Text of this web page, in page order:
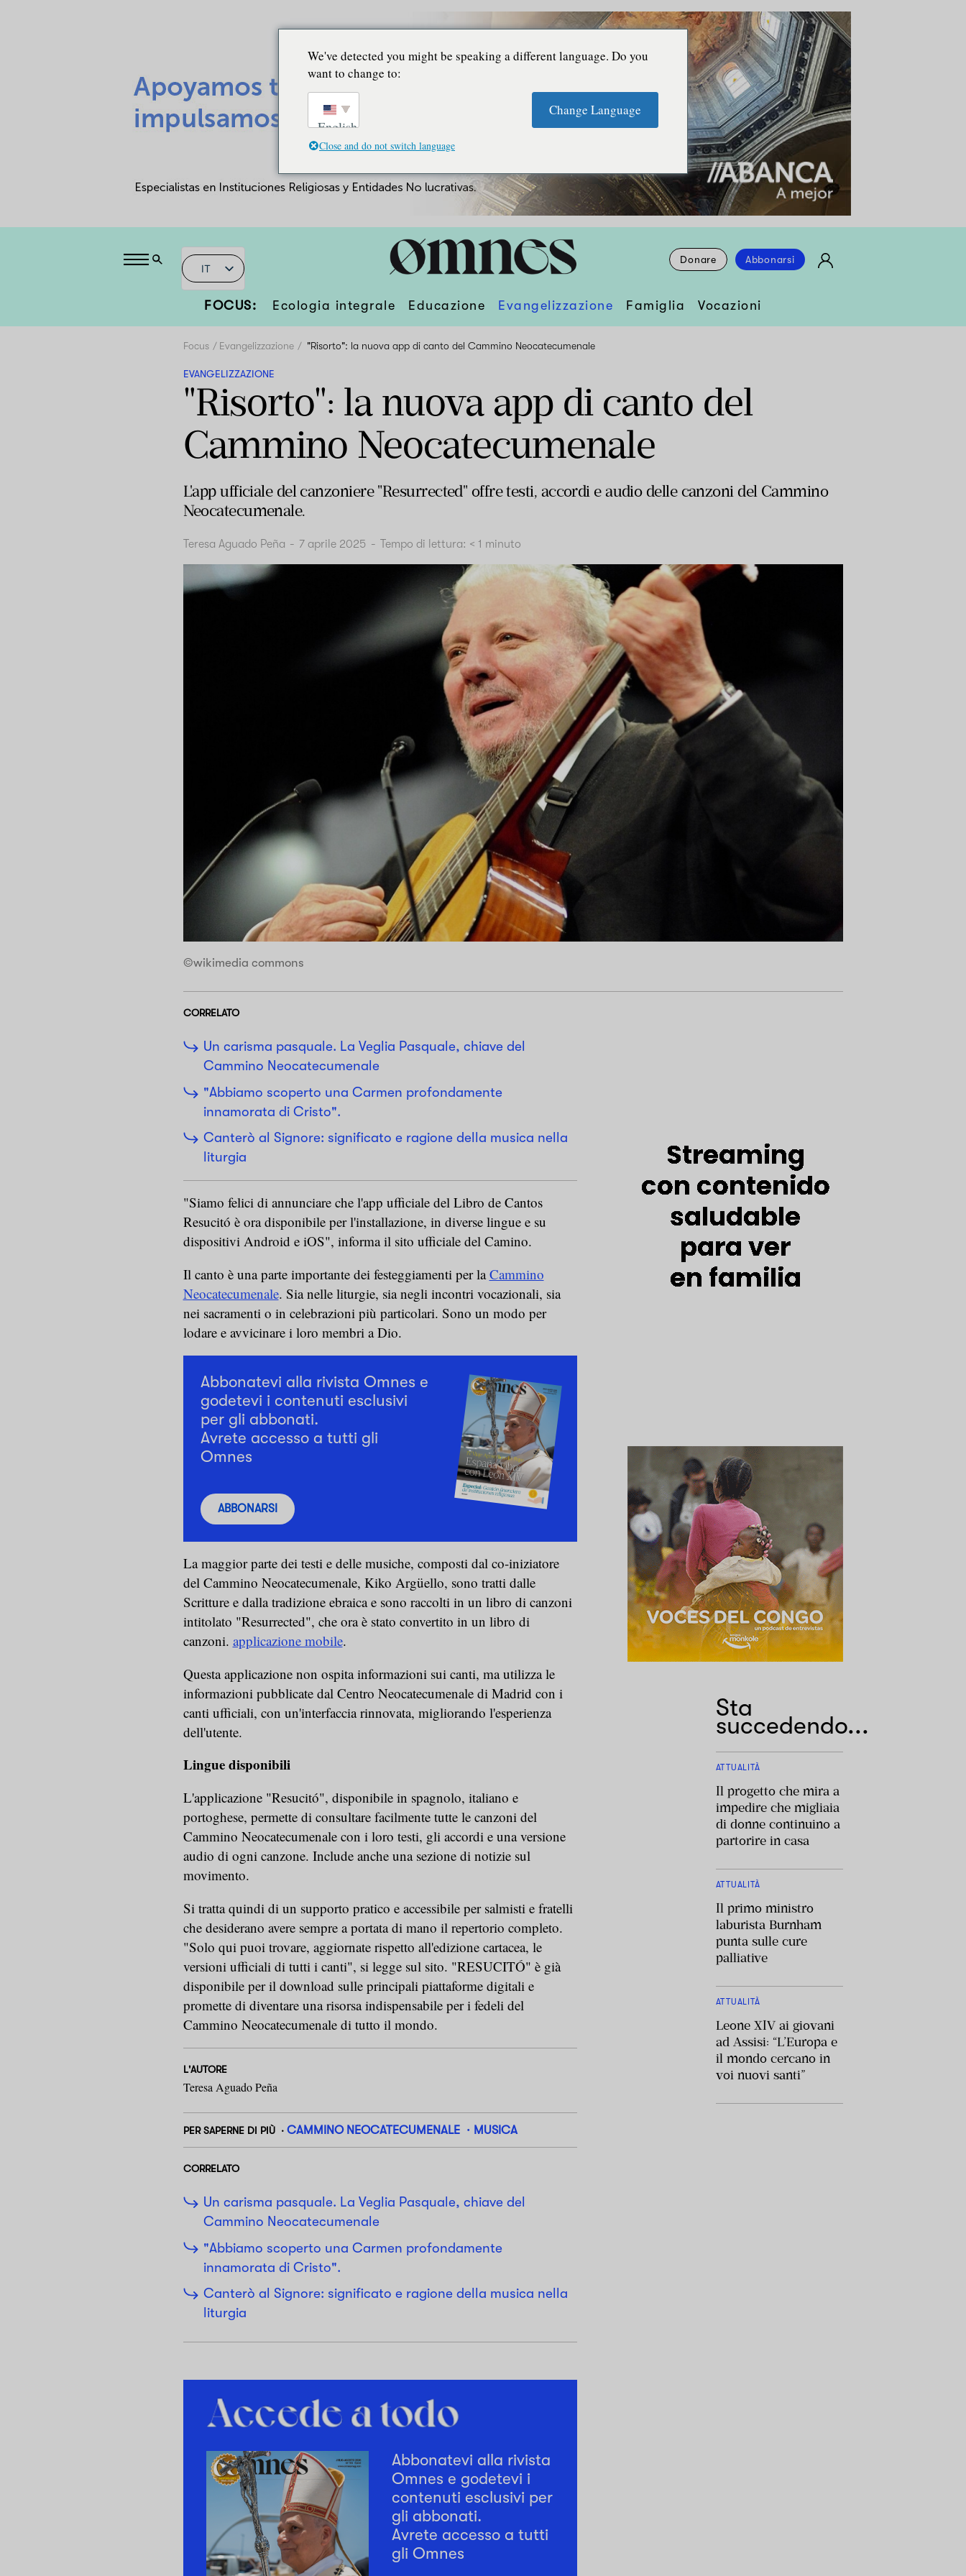
IT
Donare Abbonarsi
FOCUS: Ecologia integrale Educazione Evangelizzazione Famiglia Vocazioni
Focus Evangelizzazione "Risorto": la nuova app di canto del Cammino Neocatecumenale
EVANGELIZZAZIONE
"Risorto": la nuova app di canto del
Cammino Neocatecumenale
L'app ufficiale del canzoniere "Resurrected" offre testi, accordi e audio delle canzoni del Cammino
Neocatecumenale.
Teresa Aguado Peña - 7 aprile 2025 - Tempo di lettura: < 1 minuto
©wikimedia commons
CORRELATO
Un carisma pasquale. La Veglia Pasquale, chiave del
Cammino Neocatecumenale
"Abbiamo scoperto una Carmen profondamente
innamorata di Cristo".
Canterò al Signore: significato e ragione della musica nella
liturgia
"Siamo felici di annunciare che l'app ufficiale del Libro de Cantos
Resucitó è ora disponibile per l'installazione, in diverse lingue e su
dispositivi Android e iOS", informa il sito ufficiale del Camino.
Il canto è una parte importante dei festeggiamenti per laCammino
Neocatecumenale. Sia nelle liturgie, sia negli incontri vocazionali, sia
nei sacramenti o in celebrazioni più particolari. Sono un modo per
lodare e avvicinare i loro membri a Dio.
Abbonatevi alla rivista Omnes e
godetevi i contenuti esclusivi
per gli abbonati.
Avrete accesso a tutti gli
Omnes
ABBONARSI
La maggior parte dei testi e delle musiche, composti dal co-iniziatore
del Cammino Neocatecumenale, Kiko Argüello, sono tratti dalle
Scritture e dalla tradizione ebraica e sono raccolti in un libro di canzoni
intitolato "Resurrected", che ora è stato convertito in un libro di
canzoni. applicazione mobile.
Questa applicazione non ospita informazioni sui canti, ma utilizza le
informazioni pubblicate dal Centro Neocatecumenale di Madrid con i
canti ufficiali, con un'interfaccia rinnovata, migliorando l'esperienza
dell'utente.
Lingue disponibili
L'applicazione "Resucitó", disponibile in spagnolo, italiano e
portoghese, permette di consultare facilmente tutte le canzoni del
Cammino Neocatecumenale con i loro testi, gli accordi e una versione
audio di ogni canzone. Include anche una sezione di notizie sul
movimento.
Si tratta quindi di un supporto pratico e accessibile per salmisti e fratelli
che desiderano avere sempre a portata di mano il repertorio completo.
"Solo qui puoi trovare, aggiornate rispetto all'edizione cartacea, le
versioni ufficiali di tutti i canti", si legge sul sito. "RESUCITÓ" è già
disponibile per il download sulle principali piattaforme digitali e
promette di diventare una risorsa indispensabile per i fedeli del
Cammino Neocatecumenale di tutto il mondo.
L'AUTORE
Teresa Aguado Peña
PER SAPERNE DI PIÙ CAMMINO NEOCATECUMENALE MUSICA
CORRELATO
Un carisma pasquale. La Veglia Pasquale, chiave del
Cammino Neocatecumenale
"Abbiamo scoperto una Carmen profondamente
innamorata di Cristo".
Canterò al Signore: significato e ragione della musica nella
liturgia
Sta
succedendo...
ATTUALITÀ
Il progetto che mira a
impedire che migliaia
di donne continuino a
partorire in casa
ATTUALITÀ
Il primo ministro
laburista Burnham
punta sulle cure
palliative
ATTUALITÀ
Leone XIV ai giovani
ad Assisi: “L’Europa e
il mondo cercano in
voi nuovi santi”
Abbonatevi alla rivista
Omnes e godetevi i
contenuti esclusivi per
gli abbonati.
Avrete accesso a tutti
gli Omnes
We've detected you might be speaking a different language. Do you
want to change to:
English
Change Language
Close and do not switch language